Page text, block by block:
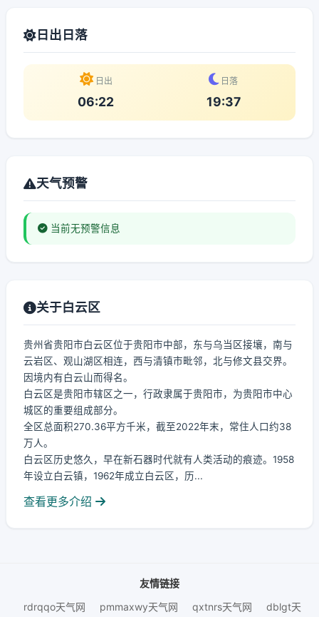
日出日落
日出
06:22
日落
19:37
天气预警
当前无预警信息
关于白云区
贵州省贵阳市白云区位于贵阳市中部，东与乌当区接壤，南与
云岩区、观山湖区相连，西与清镇市毗邻，北与修文县交界。
因境内有白云山而得名。
白云区是贵阳市辖区之一，行政隶属于贵阳市，为贵阳市中心
城区的重要组成部分。
全区总面积270.36平方千米，截至2022年末，常住人口约38
万人。
白云区历史悠久，早在新石器时代就有人类活动的痕迹。1958
年设立白云镇，1962年成立白云区，历...
查看更多介绍
友情链接
rdrqqo天气网
pmmaxwy天气网 qxtnrs天气网 dblgt天